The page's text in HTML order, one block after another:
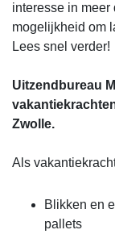
interesse in
mogelijkheid om
Lees snel verder!
Uitzendbureau
Zwolle.
Als
Blikken en
pallets